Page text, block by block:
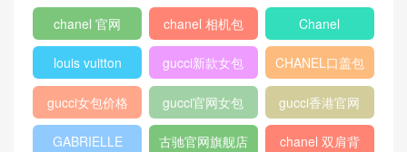
chanel 官网 chanel 相机包 Chanel
louis vuitton gucci新款女包 CHANEL口盖包
gucci女包价格 gucci官网女包 gucci香港官网
GABRIELLE 古驰官网旗舰店
chanel 双肩背